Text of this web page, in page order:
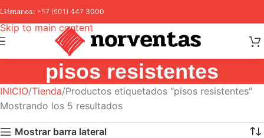
Skip to navigation
Skip to main content
Llámanos: +57 (601) 447 3000
pisos resistentes
INICIO Tienda Productos etiquetados "pisos resistentes"
Mostrando los 5 resultados
Mostrar barra lateral